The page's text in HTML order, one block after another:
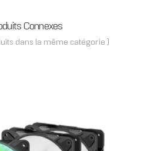
Connexes
dans la même catégorie )